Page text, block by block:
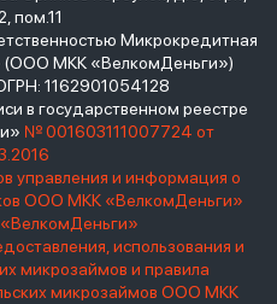
пом.11
Микрокредитная
(ООО МКК «ВелкомДеньги»)
1162901054128
в государственном реестре
№ 001603111007724 от
управления и информация о
ООО МКК «ВелкомДеньги»
использования и
микрозаймов и правила
микрозаймов ООО МКК